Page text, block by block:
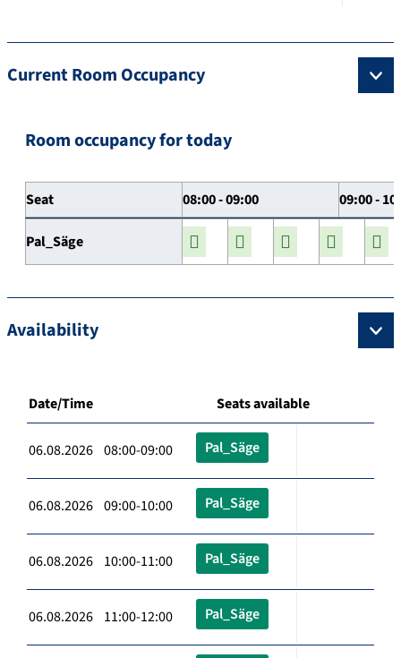
Current Room Occupancy
Room occupancy for today
Seat 08:00 - 09:00 09:00 -
Pal_Säge
Availability
Date/Time Seats available
06.08.2026 08:00-09:00 Pal_Säge
06.08.2026 09:00-10:00 Pal_Säge
06.08.2026 10:00-11:00 Pal_Säge
06.08.2026 11:00-12:00 Pal_Säge